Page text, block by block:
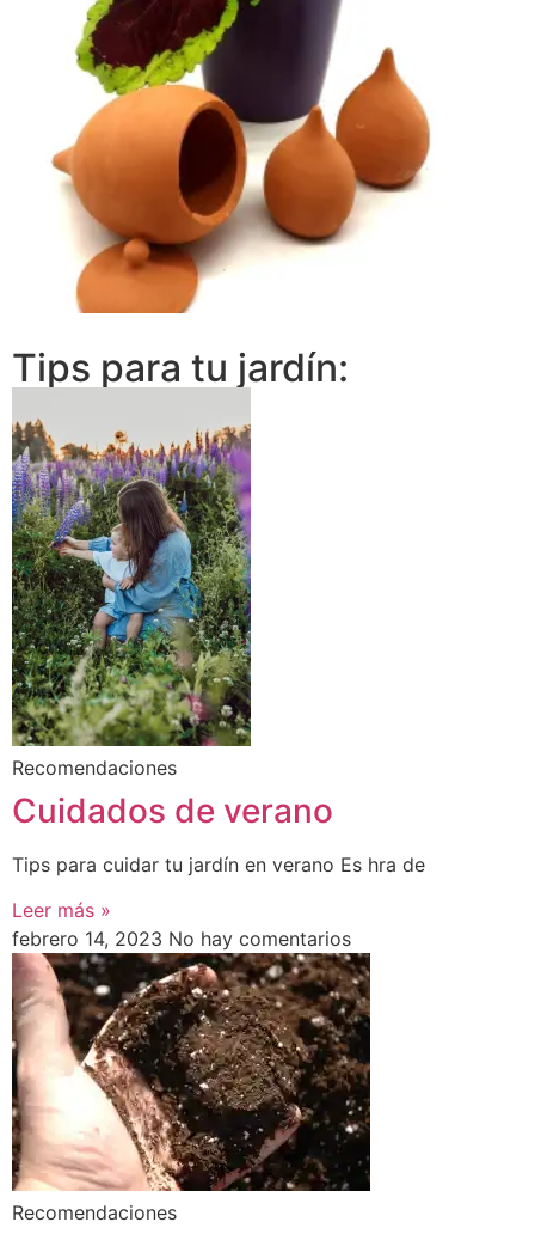
€
Tips para tu jardín:
Recomendaciones
Cuidados de verano
Tips para cuidar tu jardín en verano Es hra de
Leer más »
febrero 14, 2023 No hay comentarios
Recomendaciones